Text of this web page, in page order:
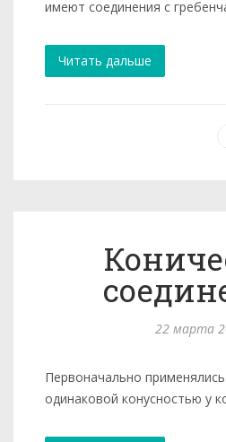
имеют соединения с
Читать дальше
22 марта
Первоначально
одинаковой конусностью у